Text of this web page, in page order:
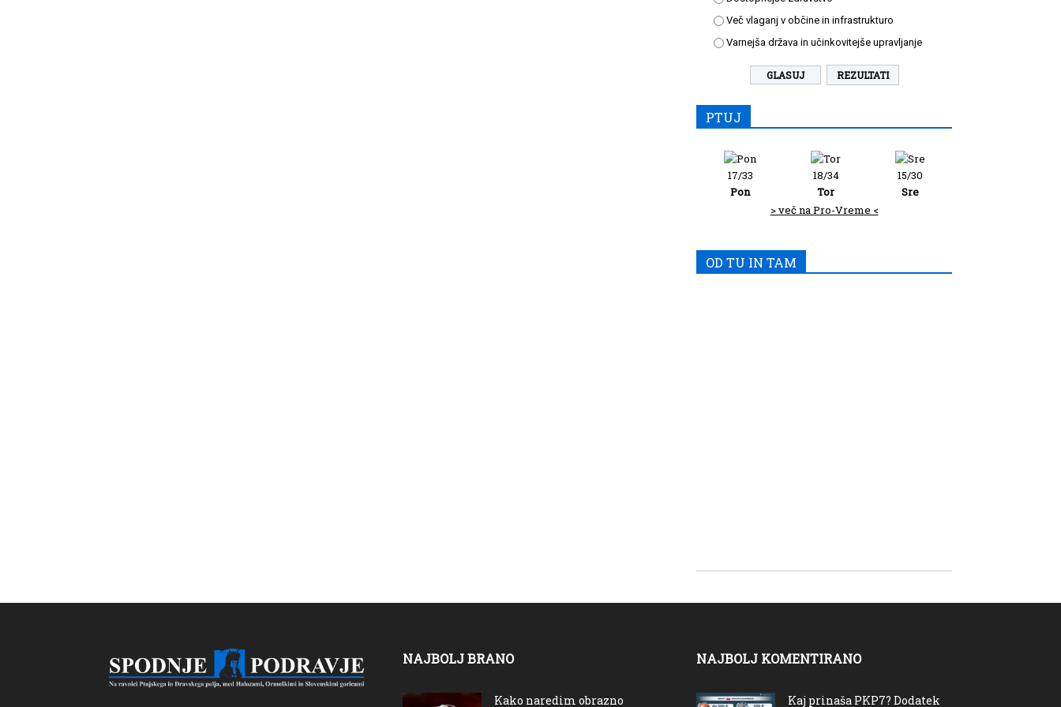
Več vlaganj v občine in infrastrukturo
Varnejša država in učinkovitejše upravljanje
REZULTATI
PTUJ
17/33
Pon
18/34
Tor
15/30
Sre
> več na Pro-Vreme <
OD TU IN TAM
NAJBOLJ BRANO
Kako naredim obrazno
NAJBOLJ KOMENTIRANO
Kaj prinaša PKP7? Dodatek